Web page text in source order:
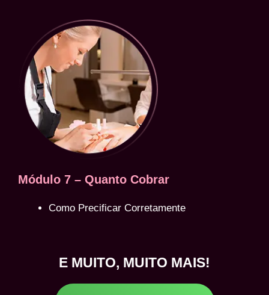
Módulo 7 – Quanto Cobrar
Como Precificar Corretamente
E MUITO, MUITO MAIS!